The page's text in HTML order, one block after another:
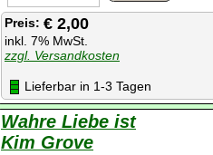
Preis: € 2,00
inkl. 7% MwSt.
zzgl. Versandkosten
Lieferbar in 1-3 Tagen
Wahre Liebe ist
Kim Grove